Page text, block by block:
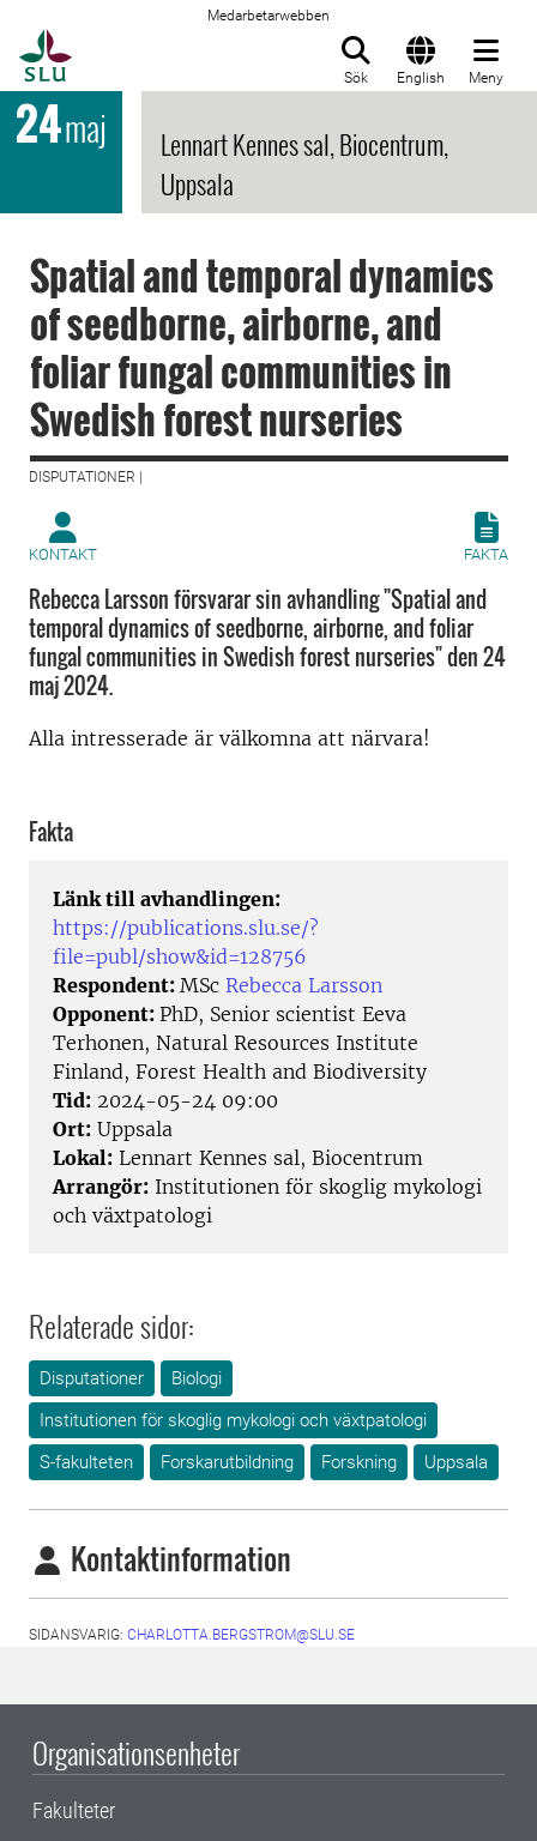
Medarbetarwebben
Sök English Meny
24maj
Lennart Kennes sal, Biocentrum,
Uppsala
Spatial and temporal dynamics
of seedborne, airborne, and
foliar fungal communities in
Swedish forest nurseries
DISPUTATIONER |
KONTAKT FAKTA
Rebecca Larsson försvarar sin avhandling "Spatial and
temporal dynamics of seedborne, airborne, and foliar
fungal communities in Swedish forest nurseries" den 24
maj 2024.
Alla intresserade är välkomna att närvara!
Fakta
Länk till avhandlingen:
https://publications.slu.se/?
file=publ/show&id=128756
Respondent: MSc Rebecca Larsson
Opponent: PhD, Senior scientist Eeva
Terhonen, Natural Resources Institute
Finland, Forest Health and Biodiversity
Tid: 2024-05-24 09:00
Ort: Uppsala
Lokal: Lennart Kennes sal, Biocentrum
Arrangör: Institutionen för skoglig mykologi
och växtpatologi
Relaterade sidor:
Disputationer
Biologi
Institutionen för skoglig mykologi och växtpatologi
S-fakulteten
Forskarutbildning Forskning Uppsala
Kontaktinformation
SIDANSVARIG: CHARLOTTA.BERGSTROM@SLU.SE
Organisationsenheter
Fakulteter